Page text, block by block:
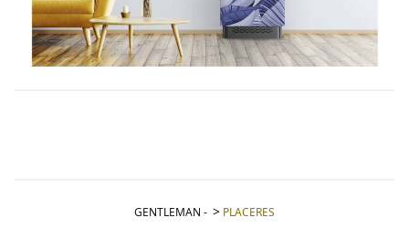
GENTLEMAN - PLACERES